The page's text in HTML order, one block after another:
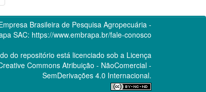
Brasileira de Pesquisa Agropecuária -
SAC: https://www.embrapa.br/fale-conosco
do repositório está licenciado sob a Licença
CommonsAtribuição - NãoComercial -
SemDerivações 4.0 Internacional.